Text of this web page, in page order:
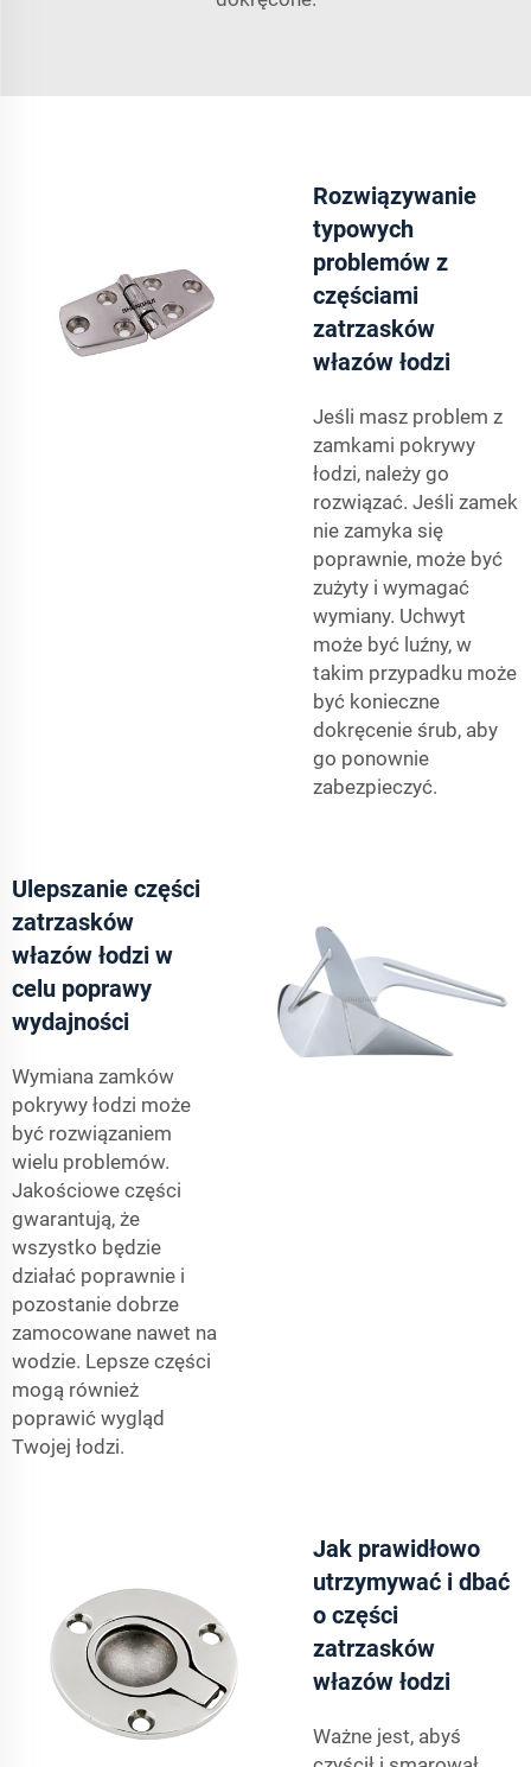
Rozwiązywanie
typowych
problemów z
częściami
zatrzasków
włazów łodzi
Jeśli masz problem z
zamkami pokrywy
łodzi, należy go
rozwiązać. Jeśli zamek
nie zamyka się
poprawnie, może być
zużyty i wymagać
wymiany. Uchwyt
może być luźny, w
takim przypadku może
być konieczne
dokręcenie śrub, aby
go ponownie
zabezpieczyć.
Ulepszanie części
zatrzasków
włazów łodzi w
celu poprawy
wydajności
Wymiana zamków
pokrywy łodzi może
być rozwiązaniem
wielu problemów.
Jakościowe części
gwarantują, że
wszystko będzie
działać poprawnie i
pozostanie dobrze
zamocowane nawet na
wodzie. Lepsze części
mogą również
poprawić wygląd
Twojej łodzi.
Jak prawidłowo
utrzymywać i dbać
o części
zatrzasków
włazów łodzi
Ważne jest, abyś